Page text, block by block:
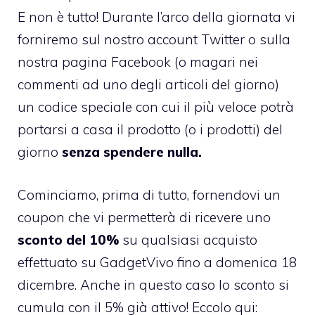
E non è tutto! Durante l’arco della giornata vi
forniremo sul nostro account Twitter o sulla
nostra pagina Facebook (o magari nei
commenti ad uno degli articoli del giorno)
un codice speciale con cui il più veloce potrà
portarsi a casa il prodotto (o i prodotti) del
giorno senza spendere nulla.
Cominciamo, prima di tutto, fornendovi un
coupon che vi permetterà di ricevere uno
sconto del 10% su qualsiasi acquisto
effettuato su GadgetVivo fino a domenica 18
dicembre. Anche in questo caso lo sconto si
cumula con il 5% già attivo! Eccolo qui: